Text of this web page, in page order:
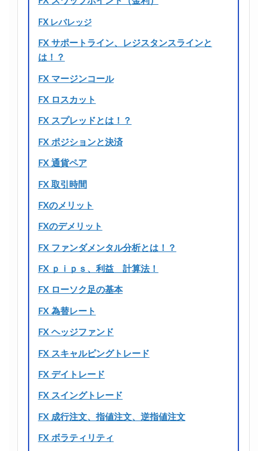
FX レバレッジ
FX サポートライン、レジスタンスラインと
は！？
FX マージンコール
FX ロスカット
FX スプレッドとは！？
FX ポジションと決済
FX 通貨ペア
FX 取引時間
FXのメリット
FXのデメリット
FX ファンダメンタル分析とは！？
FX ｐｉｐｓ、利益 計算法！
FX ローソク足の基本
FX 為替レート
FX ヘッジファンド
FX スキャルピングトレード
FX デイトレード
FX スイングトレード
FX 成行注文、指値注文、逆指値注文
FX ボラティリティ